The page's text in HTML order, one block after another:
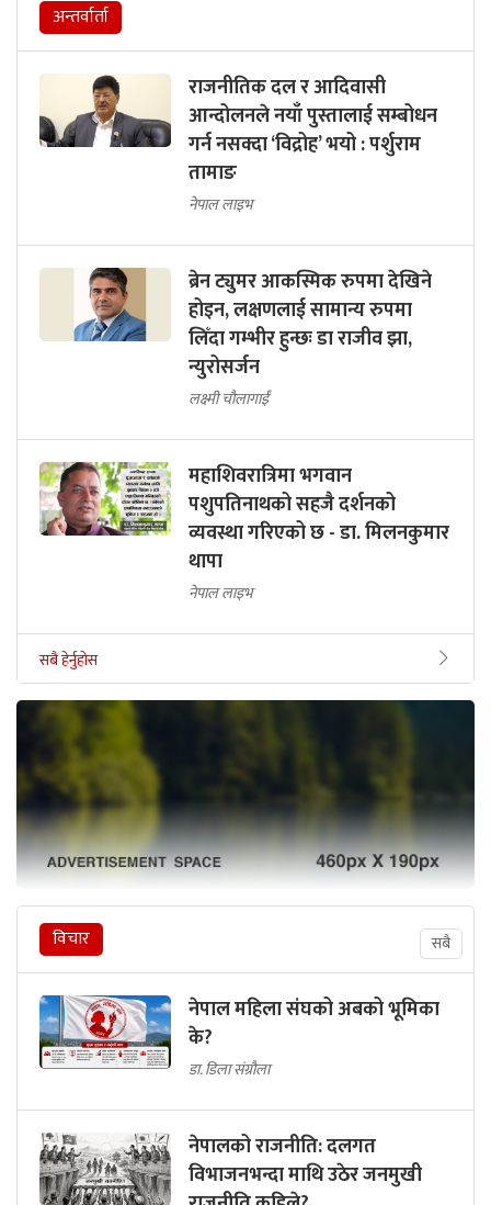
अन्तर्वार्ता
राजनीतिक दल र आदिवासी
आन्दोलनले नयाँ पुस्तालाई सम्बोधन
गर्न नसक्दा ‘विद्रोह’ भयो : पर्शुराम
तामाङ
नेपाल लाइभ
ब्रेन ट्युमर आकस्मिक रुपमा देखिने
होइन, लक्षणलाई सामान्य रुपमा
लिँदा गम्भीर हुन्छः डा राजीव झा,
न्युरोसर्जन
लक्ष्मी चौलागाईं
महाशिवरात्रिमा भगवान
पशुपतिनाथको सहजै दर्शनको
व्यवस्था गरिएको छ - डा. मिलनकुमार
थापा
नेपाल लाइभ
सबै हेर्नुहोस
विचार सबै
नेपाल महिला संघको अबको भूमिका
के?
डा. डिला संग्रौला
नेपालको राजनीति: दलगत
विभाजनभन्दा माथि उठेर जनमुखी